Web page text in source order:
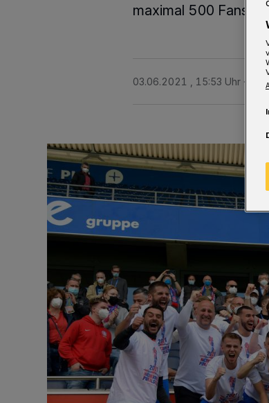
maximal 500 Fans
03.06.2021 , 15:53 Uhr 3